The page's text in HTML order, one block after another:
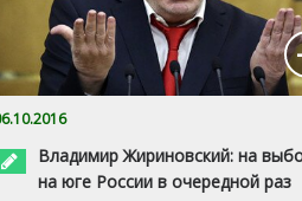
Владимир Жириновский: на
на юге России в очередной раз